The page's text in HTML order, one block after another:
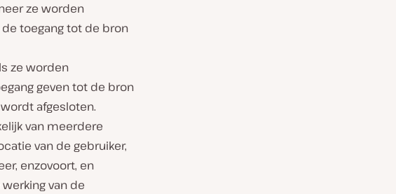
ze worden
toegang tot de bron
ze worden
geven tot de bron
afgesloten.
van meerdere
van de gebruiker,
enzovoort, en
van de